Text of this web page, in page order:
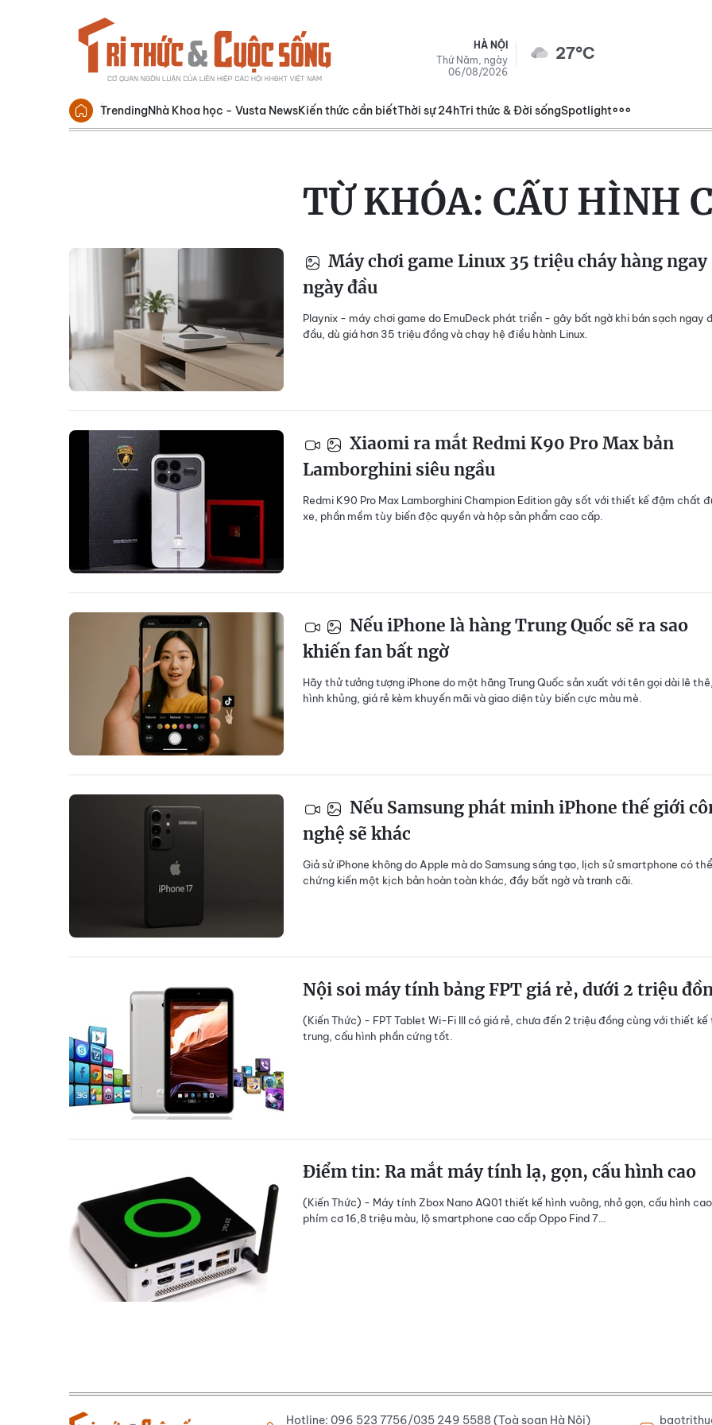
HÀ NỘI
Thứ Năm, ngày
06/08/2026
27°C
TrendingNhà Khoa học - Vusta NewsKiến thức cần biếtThời sự 24hTri thức & Đời sốngSpotlight
TỪ KHÓA: CẤU HÌNH
Máy chơi game Linux 35 triệu cháy hàng ngay
ngày đầu
Playnix - máy chơi game do EmuDeck phát triển - gây bất ngờ khi bán sạch ngay
đầu, dù giá hơn 35 triệu đồng và chạy hệ điều hành Linux.
Xiaomi ra mắt Redmi K90 Pro Max bản
Lamborghini siêu ngầu
Redmi K90 Pro Max Lamborghini Champion Edition gây sốt với thiết kế đậm chất
xe, phần mềm tùy biến độc quyền và hộp sản phẩm cao cấp.
Nếu iPhone là hàng Trung Quốc sẽ ra sao
khiến fan bất ngờ
Hãy thử tưởng tượng iPhone do một hãng Trung Quốc sản xuất với tên gọi dài lê
hình khủng, giá rẻ kèm khuyến mãi và giao diện tùy biến cực màu mè.
Nếu Samsung phát minh iPhone thế giới
nghệ sẽ khác
Giả sử iPhone không do Apple mà do Samsung sáng tạo, lịch sử smartphone có
chứng kiến một kịch bản hoàn toàn khác, đầy bất ngờ và tranh cãi.
Nội soi máy tính bảng FPT giá rẻ, dưới 2 triệu
(Kiến Thức) - FPT Tablet Wi-Fi III có giá rẻ, chưa đến 2 triệu đồng cùng với thiết kế
trung, cấu hình phần cứng tốt.
Điểm tin: Ra mắt máy tính lạ, gọn, cấu hình cao
(Kiến Thức) - Máy tính Zbox Nano AQ01 thiết kế hình vuông, nhỏ gọn, cấu hình
phím cơ 16,8 triệu màu, lộ smartphone cao cấp Oppo Find 7…
Hotline: 096 523 7756/035 249 5588 (Toà soạn Hà Nội)